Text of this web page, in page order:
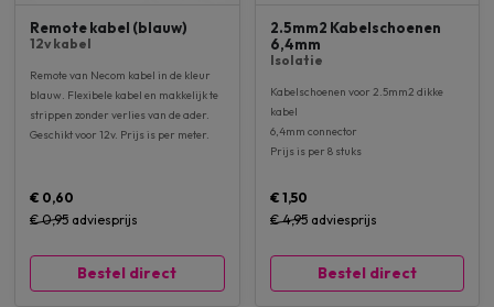
Remote kabel (blauw)
12v kabel
Remote van Necom kabel in de kleur
blauw. Flexibele kabel en makkelijk te
strippen zonder verlies van de ader.
Geschikt voor 12v. Prijs is per meter.
€ 0,60
€ 0,95 adviesprijs
Bestel direct
2.5mm2 Kabelschoenen
6,4mm
Isolatie
Kabelschoenen voor 2.5mm2 dikke
kabel
6,4mm connector
Prijs is per 8 stuks
€ 1,50
€ 4,95adviesprijs
Bestel direct